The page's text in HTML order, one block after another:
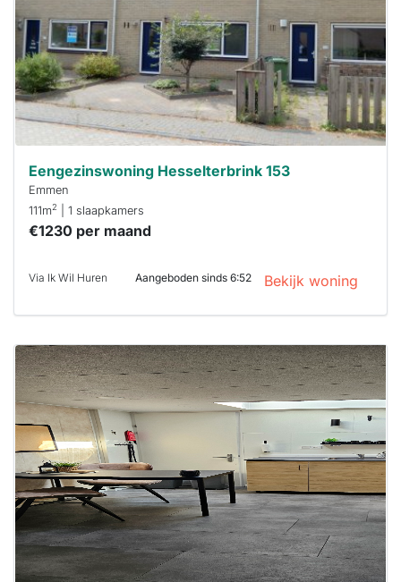
reageren.
Stekkies helpt
je hierbij!
Eengezinswoning Hesselterbrink 153
Emmen
111m2 | 1 slaapkamers
€1230 per maand
Via Ik Wil Huren Aangeboden sinds 6:52 Bekijk woning
Deze woning
is
waarschijnlijk
al verhuurd
Om kans te
maken moet je
binnen 15
minuten
reageren.
Stekkies helpt
je hierbij!